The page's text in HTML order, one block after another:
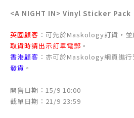
<A NIGHT IN> Vinyl Sticker Pack
英國顧客 ：可先於Maskology訂貨，並
取貨時請出示訂單電郵 。
香港顧客 ：亦可於Maskology網頁進
發貨 。
開售日期：15/9 10:00
截單日期：21/9 23:59